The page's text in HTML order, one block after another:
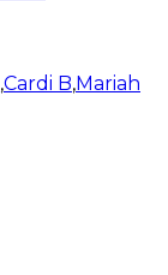
,Cardi B,Mariah